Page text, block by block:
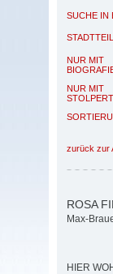
SUCHE IN
NUR MIT
NUR MIT
zurück zur
ROSA
Max-
HIER